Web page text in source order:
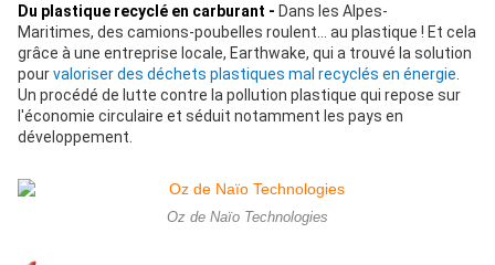
Du plastique recyclé en carburant - Dans les Alpes-
Maritimes, des camions-poubelles roulent... au plastique ! Et cela
grâce à une entreprise locale, Earthwake, qui a trouvé la solution
pourvaloriser des déchets plastiques mal recyclés en énergie
Un procédé de lutte contre la pollution plastique qui repose sur
l'économie circulaire et séduit notamment les pays en
développement.
Oz de Naïo Technologies